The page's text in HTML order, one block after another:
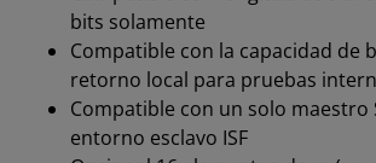
bits solamente
Compatible con la capacidad de
retorno local para pruebas
Compatible con un solo maestro
entorno esclavo ISF